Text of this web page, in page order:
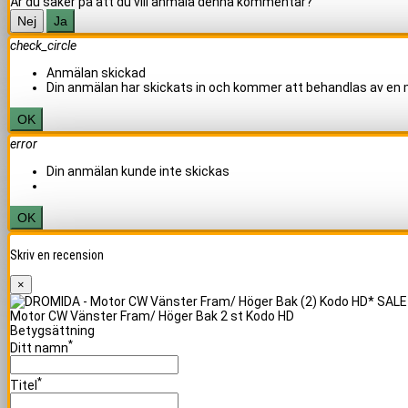
Nej
Ja
check_circle
Anmälan skickad
Din anmälan har skickats in och kommer att behandlas av en
OK
error
Din anmälan kunde inte skickas
OK
Skriv en recension
×
Motor CW Vänster Fram/ Höger Bak 2 st Kodo HD
Betygsättning
Ditt namn*
Titel *